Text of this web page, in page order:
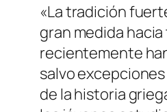
«La tradición
gran medida
recientemente
salvo
de la historia